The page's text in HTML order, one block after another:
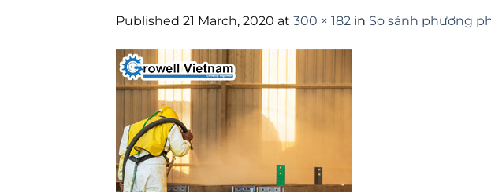
Published 21 March, 2020 at 300 × 182 in So sánh phương